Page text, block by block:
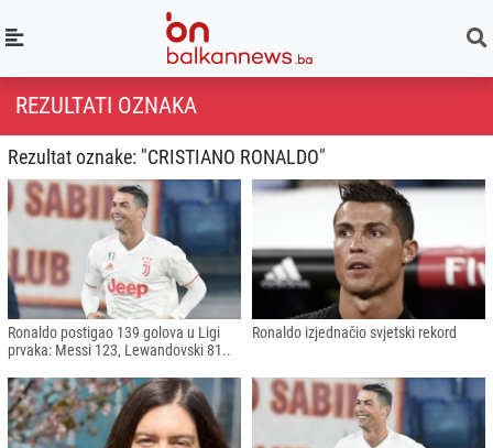
REZULTATI OZNAKA
Rezultat oznake: "CRISTIANO RONALDO"
Ronaldo postigao 139 golova u Ligi
prvaka: Messi 123, Lewandovski 81..
Ronaldo izjednačio svjetski rekord